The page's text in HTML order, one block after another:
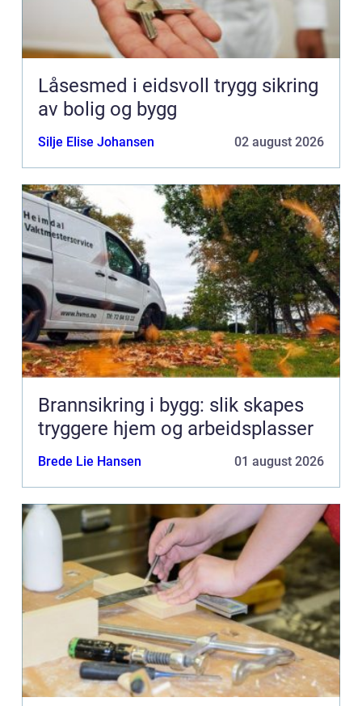
Låsesmed i eidsvoll trygg sikring
av bolig og bygg
Silje Elise Johansen 02 august 2026
Brannsikring i bygg: slik skapes
tryggere hjem og arbeidsplasser
Brede Lie Hansen 01 august 2026